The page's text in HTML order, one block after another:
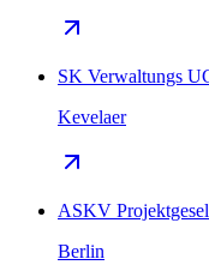
SK Verwaltungs
Kevelaer
ASKV
Berlin